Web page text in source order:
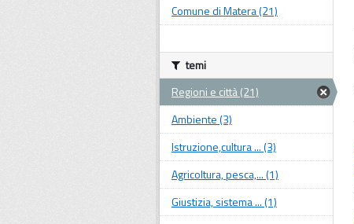
Comune di Matera (21)
temi
Regioni e città (21)
Ambiente (3)
Istruzione,cultura ... (3)
Agricoltura, pesca,... (1)
Giustizia, sistema ... (1)